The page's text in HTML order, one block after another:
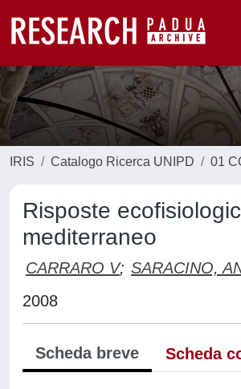
IRIS Catalogo Ricerca UNIPD 01
Risposte
mediterraneo
CARRARO V; SARACINO,
2008
Scheda breve Scheda